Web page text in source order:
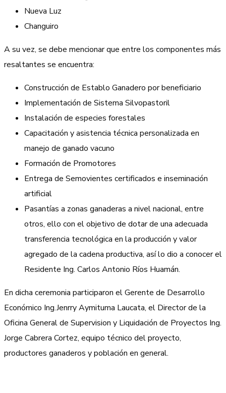
Nueva Luz
Changuiro
A su vez, se debe mencionar que entre los componentes más
resaltantes se encuentra:
Construcción de Establo Ganadero por beneficiario
Implementación de Sistema Silvopastoril
Instalación de especies forestales
Capacitación y asistencia técnica personalizada en
manejo de ganado vacuno
Formación de Promotores
Entrega de Semovientes certificados e inseminación
artificial
Pasantías a zonas ganaderas a nivel nacional, entre
otros, ello con el objetivo de dotar de una adecuada
transferencia tecnológica en la producción y valor
agregado de la cadena productiva, así lo dio a conocer el
Residente Ing. Carlos Antonio Ríos Huamán.
En dicha ceremonia participaron el Gerente de Desarrollo
Económico Ing.Jenrry Aymituma Laucata, el Director de la
Oficina General de Supervision y Liquidación de Proyectos Ing.
Jorge Cabrera Cortez, equipo técnico del proyecto,
productores ganaderos y población en general.